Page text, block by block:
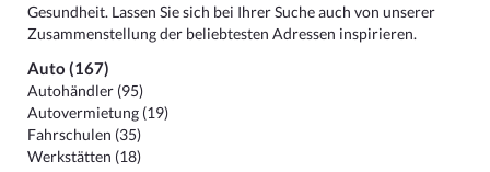
Gesundheit. Lassen Sie sich bei Ihrer Suche auch von unserer
Zusammenstellung der beliebtesten Adressen inspirieren.
Auto (167)
Autohändler (95)
Autovermietung (19)
Fahrschulen (35)
Werkstätten (18)